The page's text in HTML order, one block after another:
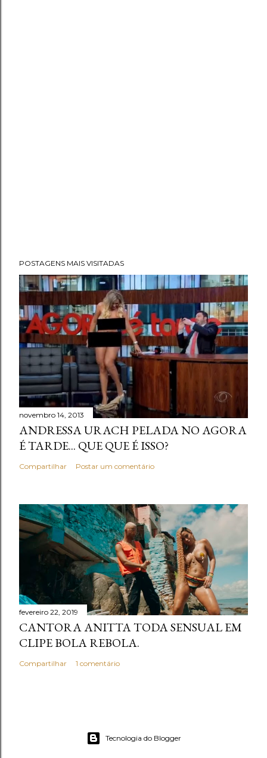
POSTAGENS MAIS VISITADAS
novembro 14, 2013
ANDRESSA URACH PELADA NO AGORA
É TARDE... QUE QUE É ISSO?
Compartilhar Postar um comentário
fevereiro 22, 2019
CANTORA ANITTA TODA SENSUAL EM
CLIPE BOLA REBOLA.
Compartilhar 1 comentário
Tecnologia do Blogger